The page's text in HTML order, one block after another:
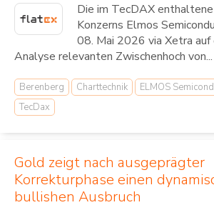
Die im TecDAX
Konzerns Elmos
08. Mai 2026 via Xetra auf
Analyse relevanten Zwischenhoch von...
Berenberg Charttechnik ELMOS
TecDax
Gold zeigt nach ausgeprägter
Korrekturphase einen
bullishen Ausbruch